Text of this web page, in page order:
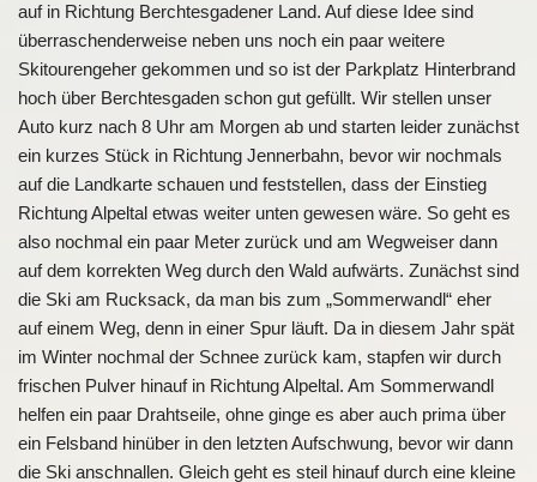
auf in Richtung Berchtesgadener Land. Auf diese Idee sind
überraschenderweise neben uns noch ein paar weitere
Skitourengeher gekommen und so ist der Parkplatz Hinterbrand
hoch über Berchtesgaden schon gut gefüllt. Wir stellen unser
Auto kurz nach 8 Uhr am Morgen ab und starten leider zunächst
ein kurzes Stück in Richtung Jennerbahn, bevor wir nochmals
auf die Landkarte schauen und feststellen, dass der Einstieg
Richtung Alpeltal etwas weiter unten gewesen wäre. So geht es
also nochmal ein paar Meter zurück und am Wegweiser dann
auf dem korrekten Weg durch den Wald aufwärts. Zunächst sind
die Ski am Rucksack, da man bis zum „Sommerwandl“ eher
auf einem Weg, denn in einer Spur läuft. Da in diesem Jahr spät
im Winter nochmal der Schnee zurück kam, stapfen wir durch
frischen Pulver hinauf in Richtung Alpeltal. Am Sommerwandl
helfen ein paar Drahtseile, ohne ginge es aber auch prima über
ein Felsband hinüber in den letzten Aufschwung, bevor wir dann
die Ski anschnallen. Gleich geht es steil hinauf durch eine kleine